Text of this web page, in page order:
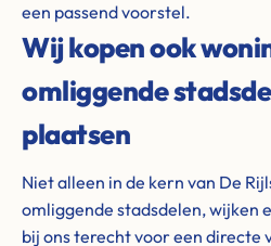
een passend voorstel.
Wij kopen ook
omliggende
plaatsen
Niet alleen in de kern van De
omliggende stadsdelen, wijken
bij ons terecht voor een directe